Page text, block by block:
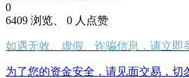
0
6409 浏览、 0 人点赞
如遇无效、虚假、诈骗信息，请立即
为了您的资金安全，请见面交易，切